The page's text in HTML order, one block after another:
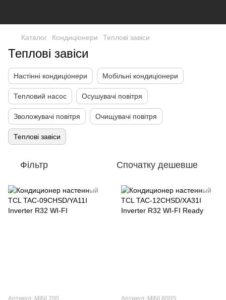
Каталог Кондиціонери Теплові завіси
Теплові завіси
Настінні кондиціонери Мобільні кондиціонери
Тепловий насос Осушувачі повітря
Зволожувачі повітря Очищувачі повітря
Теплові завіси
Фільтр Спочатку дешевше
Артикул: MINI 700 Артикул: MINI 800S